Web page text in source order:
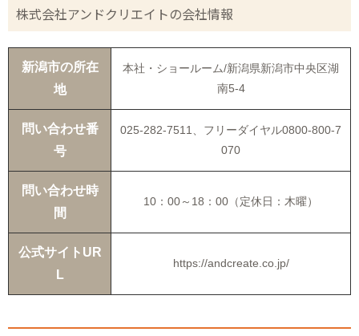
株式会社アンドクリエイトの会社情報
新潟市の所在
地
本社・ショールーム/新潟県新潟市中央区湖
南5-4
問い合わせ番
号
025-282-7511、フリーダイヤル0800-800-7
070
問い合わせ時
間
10：00～18：00（定休日：木曜）
公式サイトUR
L
https://andcreate.co.jp/